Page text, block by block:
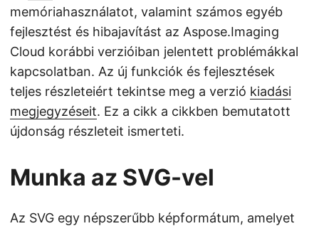
memóriahasználatot, valamint számos egyéb
fejlesztést és hibajavítást az Aspose.Imaging
Cloud korábbi verzióiban jelentett problémákkal
kapcsolatban. Az új funkciók és fejlesztések
teljes részleteiért tekintse meg a verzió kiadási
megjegyzéseit. Ez a cikk a cikkben bemutatott
újdonság részleteit ismerteti.
Munka az SVG-vel
Az SVG egy népszerűbb képformátum, amelyet